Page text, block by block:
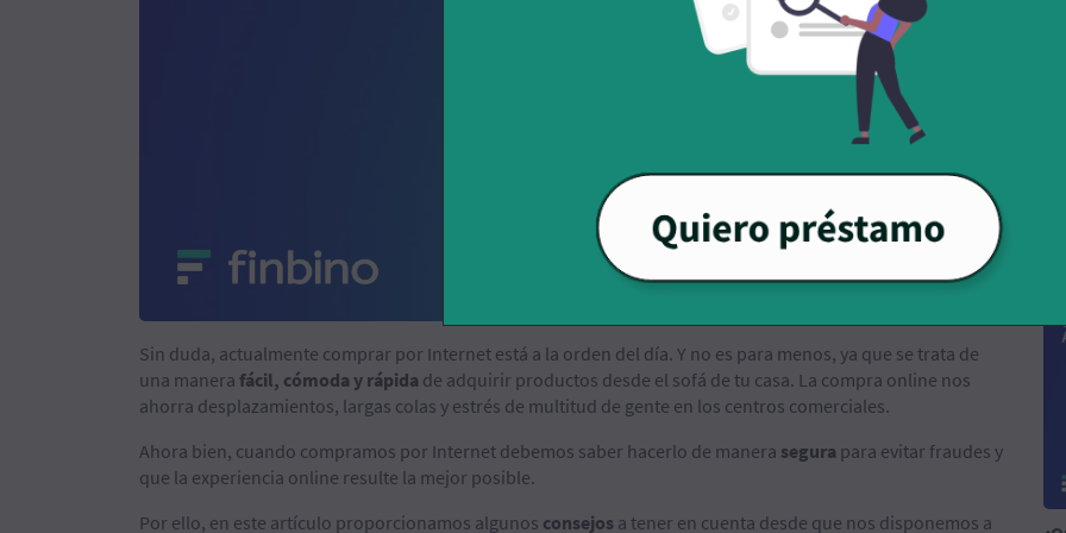
Sin duda, actualmente comprar por Internet está a la orden del día. Y no es para menos, ya que se trata de
una manera fácil, cómoda y rápida de adquirir productos desde el sofá de tu casa. La compra online nos
ahorra desplazamientos, largas colas y estrés de multitud de gente en los centros comerciales.
Ahora bien, cuando compramos por Internet debemos saber hacerlo de manera segura para evitar fraudes y
que la experiencia online resulte la mejor posible.
Por ello, en este artículo proporcionamos algunos consejos a tener en cuenta desde que nos disponemos a